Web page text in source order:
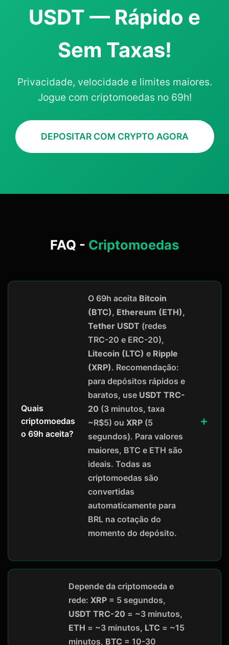
USDT — Rápido e
Sem Taxas!
Privacidade, velocidade e limites maiores.
Jogue com criptomoedas no 69h!
DEPOSITAR COM CRYPTO AGORA
FAQ - Criptomoedas
Quais
criptomoedas
o 69h aceita?
O 69h aceita Bitcoin
(BTC), Ethereum (ETH),
Tether USDT (redes
TRC-20 e ERC-20),
Litecoin (LTC) e Ripple
(XRP). Recomendação:
para depósitos rápidos e
baratos, use USDT TRC-
20 (3 minutos, taxa
~R$5) ou XRP (5
segundos). Para valores
maiores, BTC e ETH são
ideais. Todas as
criptomoedas são
convertidas
automaticamente para
BRL na cotação do
momento do depósito.
Depende da criptomoeda e
rede: XRP = 5 segundos,
USDT TRC-20 = ~3 minutos,
ETH = ~3 minutos, LTC = ~15
minutos, BTC = 10-30